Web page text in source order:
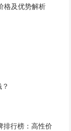
格及优势解析
排行榜：高性价